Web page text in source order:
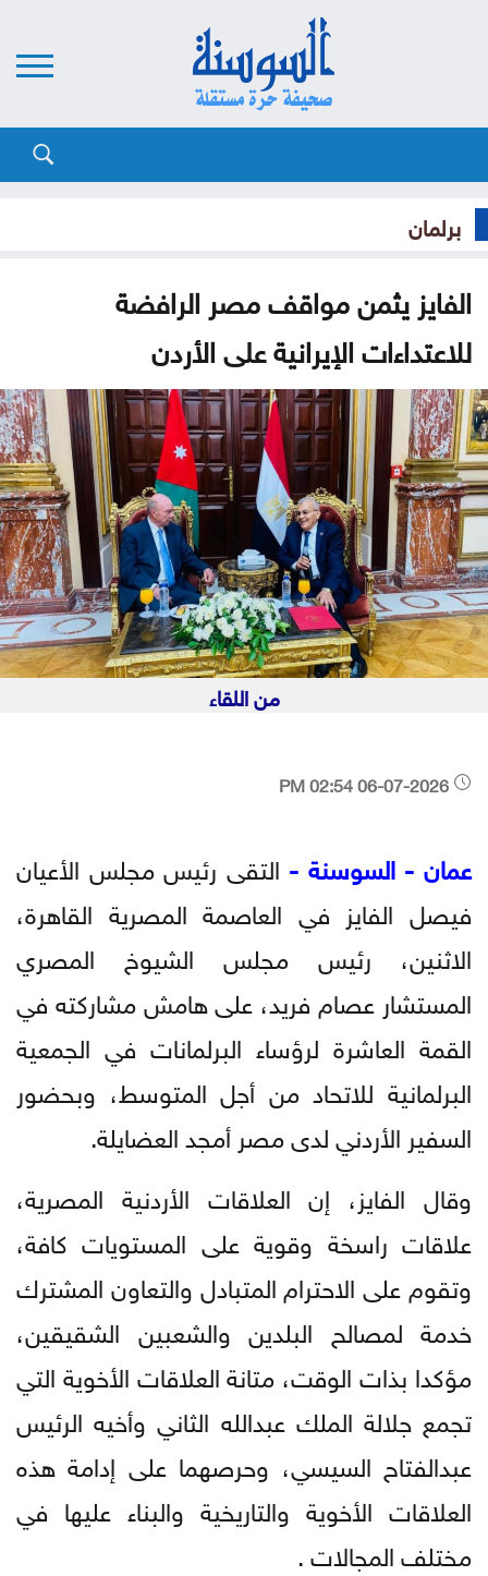
برلمان
الفايز يثمن مواقف مصر الرافضة
للاعتداءات الإيرانية على الأردن
من اللقاء
عمان - السوسنة - التقى رئيس مجلس الأعيان
فيصل الفايز في العاصمة المصرية القاهرة،
الاثنين، رئيس مجلس الشيوخ المصري
المستشار عصام فريد، على هامش مشاركته في
القمة العاشرة لرؤساء البرلمانات في الجمعية
البرلمانية للاتحاد من أجل المتوسط، وبحضور
السفير الأردني لدى مصر أمجد العضايلة.
وقال الفايز، إن العلاقات الأردنية المصرية،
علاقات راسخة وقوية على المستويات كافة،
وتقوم على الاحترام المتبادل والتعاون المشترك
خدمة لمصالح البلدين والشعبين الشقيقين،
مؤكدا بذات الوقت، متانة العلاقات الأخوية التي
تجمع جلالة الملك عبدالله الثاني وأخيه الرئيس
عبدالفتاح السيسي، وحرصهما على إدامة هذه
العلاقات الأخوية والتاريخية والبناء عليها في
مختلف المجالات .